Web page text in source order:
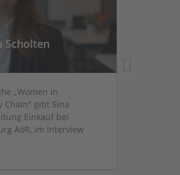
Scholten
„Women in
Chain" gibt Sina
Einkauf bei
AöR, im Interview